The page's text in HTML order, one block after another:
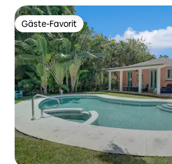
Gäste-Favorit
Gäste-Favorit